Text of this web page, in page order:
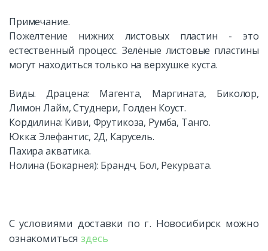
Примечание.
Пожелтение нижних листовых пластин - это
естественный процесс. Зелёные листовые пластины
могут находиться только на верхушке куста.
Виды. Драцена: Магента, Маргината, Биколор,
Лимон Лайм, Студнери, Голден Коуст.
Кордилина: Киви, Фрутикоза, Румба, Танго.
Юкка: Элефантис, 2Д, Карусель.
Пахира акватика.
Нолина (Бокарнея): Брандч, Бол, Рекурвата.
С условиями доставки по г. Новосибирск можно
ознакомитьсяздесь